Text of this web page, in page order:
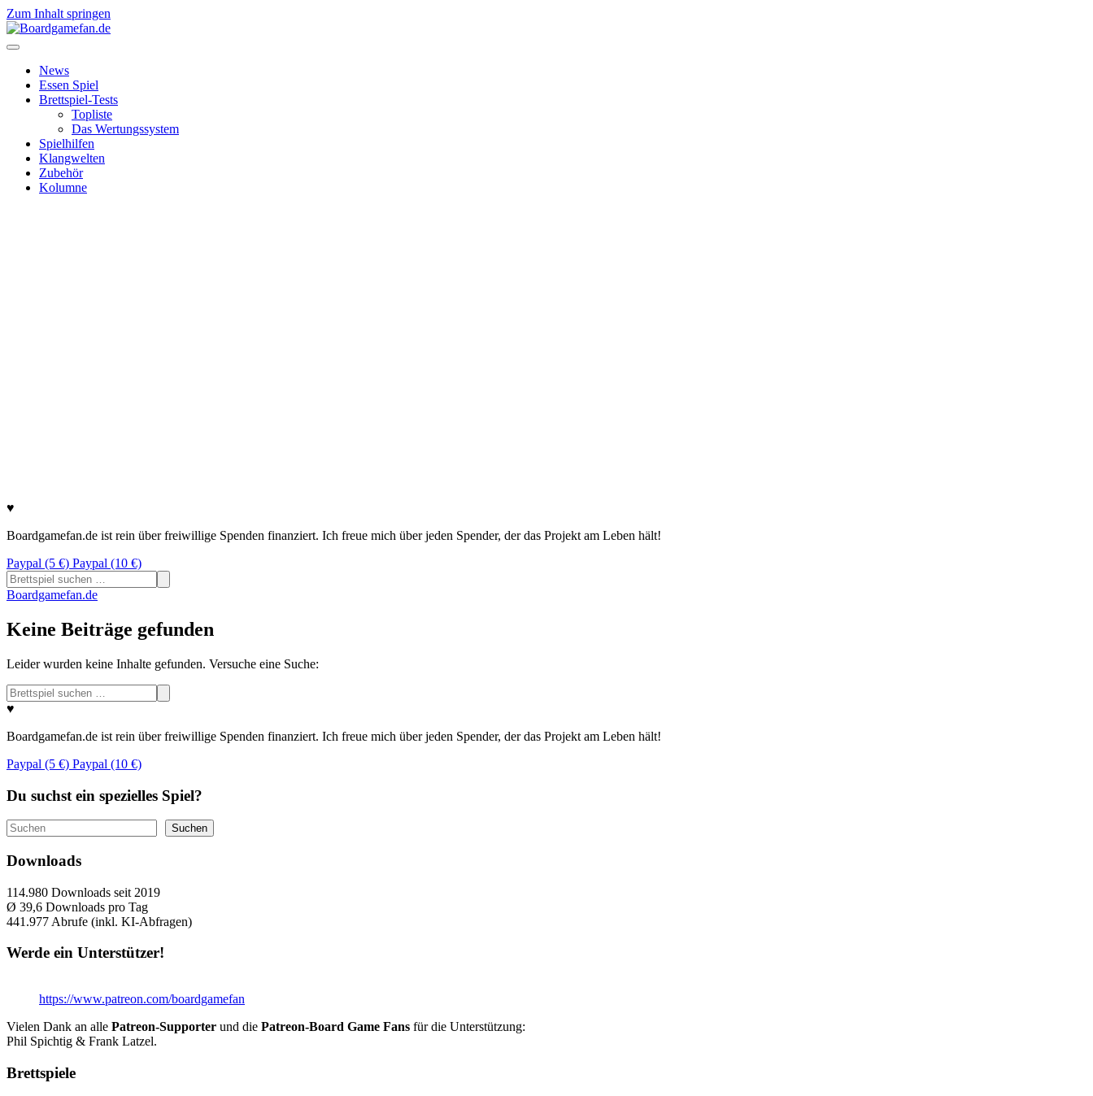
Zum Inhalt springen
News
Essen Spiel
Brettspiel-Tests
Topliste
Das Wertungssystem
Spielhilfen
Klangwelten
Zubehör
Kolumne
♥
Boardgamefan.de ist rein über freiwillige Spenden finanziert. Ich freue mich über jeden Spender, der das Projekt am Leben hält!
Paypal (5 €) Paypal (10 €)
Suchen
nach:
Boardgamefan.de
Keine Beiträge gefunden
Leider wurden keine Inhalte gefunden. Versuche eine Suche:
Suchen
nach:
♥
Boardgamefan.de ist rein über freiwillige Spenden finanziert. Ich freue mich über jeden Spender, der das Projekt am Leben hält!
Paypal (5 €) Paypal (10 €)
Du suchst ein spezielles Spiel?
Suchen Suchen
Downloads
114.980 Downloads seit 2019
Ø 39,6 Downloads pro Tag
441.977 Abrufe (inkl. KI-Abfragen)
Werde ein Unterstützer!
https://www.patreon.com/boardgamefan
Vielen Dank an alle Patreon-Supporter und die Patreon-Board Game Fans für die Unterstützung:
Phil Spichtig & Frank Latzel.
Brettspiele